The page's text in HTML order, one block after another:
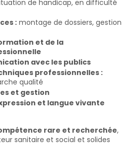
de handicap, en difficulté
: montage de dossiers, gestion
et de la
avec les publics
professionnelles :
qualité
et gestion
et langue vivante
rare et recherchée,
sanitaire et social et solides